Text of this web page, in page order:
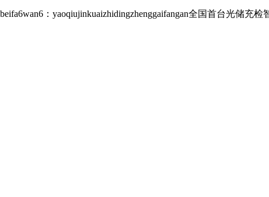
：yaoqiujinkuaizhidingzhenggaifangan全国首台光储充